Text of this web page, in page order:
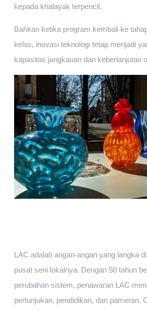
kepada khalayak terpencil.
Bahkan ketika program kembali ke
kelas, inovasi teknologi tetap menjadi
kapasitas jangkauan dan keberlanjutan
LAC adalah angan-angan yang langka
pusat seni lokalnya. Dengan 50 tahun
perubahan sistem, penawaran LAC
pertunjukan, pendidikan, dan pameran.